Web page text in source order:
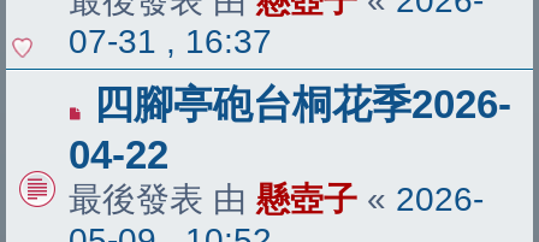
07-31 , 16:37
四腳亭砲台桐花季2026-
04-22
最後發表 由 懸壺子 « 2026-